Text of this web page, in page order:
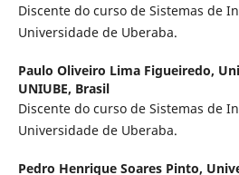
Discente do curso de Sistemas de
Universidade de Uberaba.
Paulo Oliveiro Lima Figueiredo,
UNIUBE, Brasil
Discente do curso de Sistemas de
Universidade de Uberaba.
Pedro Henrique Soares Pinto,